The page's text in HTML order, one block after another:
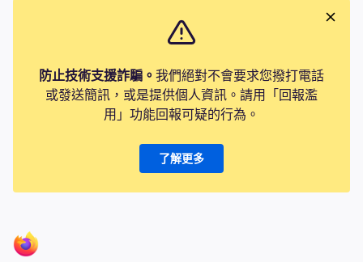
防止技術支援詐騙。 我們絕對不會要求您撥打電話
或發送簡訊，或是提供個人資訊。請用「回報濫
用」功能回報可疑的行為。
了解更多